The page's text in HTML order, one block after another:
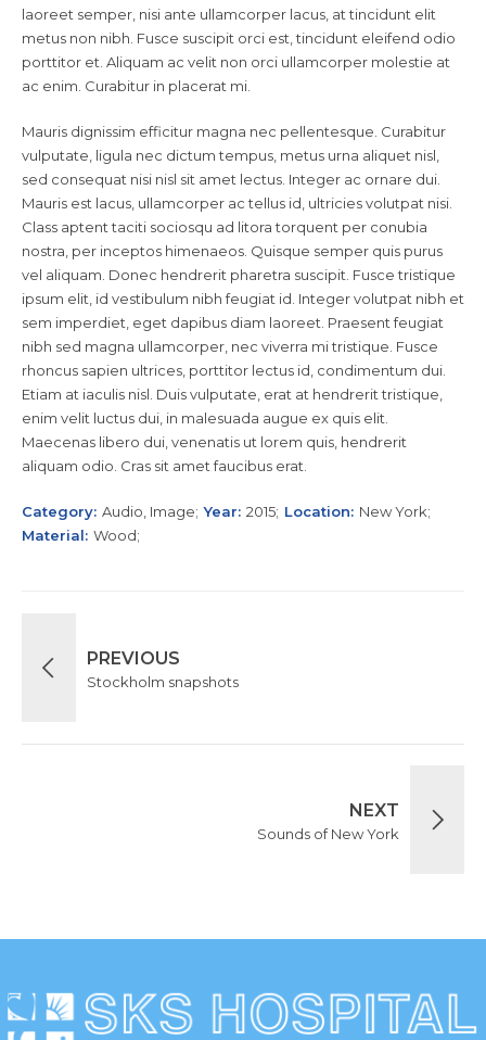
laoreet semper, nisi ante ullamcorper lacus, at tincidunt elit
metus non nibh. Fusce suscipit orci est, tincidunt eleifend odio
porttitor et. Aliquam ac velit non orci ullamcorper molestie at
ac enim. Curabitur in placerat mi.
Mauris dignissim efficitur magna nec pellentesque. Curabitur
vulputate, ligula nec dictum tempus, metus urna aliquet nisl,
sed consequat nisi nisl sit amet lectus. Integer ac ornare dui.
Mauris est lacus, ullamcorper ac tellus id, ultricies volutpat nisi.
Class aptent taciti sociosqu ad litora torquent per conubia
nostra, per inceptos himenaeos. Quisque semper quis purus
vel aliquam. Donec hendrerit pharetra suscipit. Fusce tristique
ipsum elit, id vestibulum nibh feugiat id. Integer volutpat nibh et
sem imperdiet, eget dapibus diam laoreet. Praesent feugiat
nibh sed magna ullamcorper, nec viverra mi tristique. Fusce
rhoncus sapien ultrices, porttitor lectus id, condimentum dui.
Etiam at iaculis nisl. Duis vulputate, erat at hendrerit tristique,
enim velit luctus dui, in malesuada augue ex quis elit.
Maecenas libero dui, venenatis ut lorem quis, hendrerit
aliquam odio. Cras sit amet faucibus erat.
Category Audio, Image Year 2015 Location
New York
Material Wood
PREVIOUS
Stockholm snapshots
NEXT
Sounds of New York